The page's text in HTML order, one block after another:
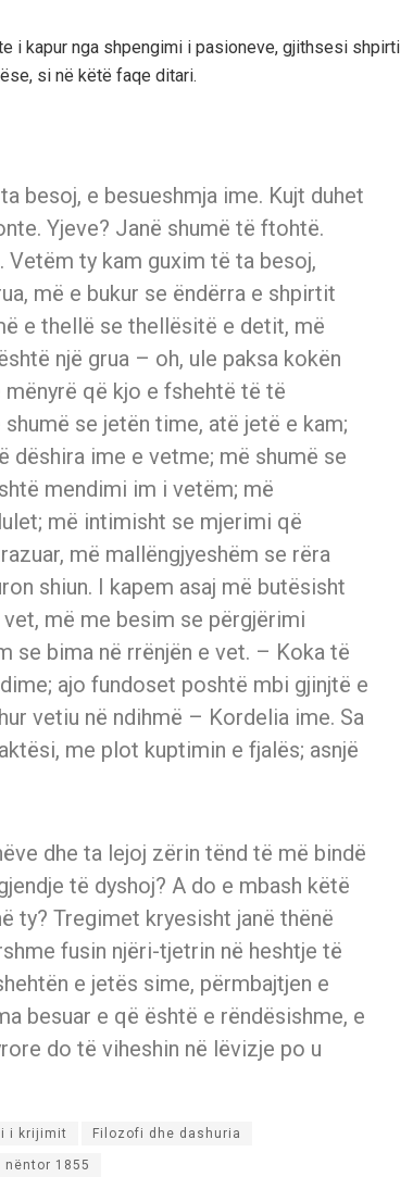
i kapur nga shpengimi i pasioneve, gjithsesi shpirti
si në këtë faqe ditari.
besoj, e besueshmja ime. Kujt duhet
Yjeve? Janë shumë të ftohtë.
Vetëm ty kam guxim të ta besoj,
më e bukur se ëndërra e shpirtit
e thellë se thellësitë e detit, më
një grua – oh, ule paksa kokën
që kjo e fshehtë të të
se jetën time, atë jetë e kam;
dëshira ime e vetme; më shumë se
mendimi im i vetëm; më
më intimisht se mjerimi që
më mallëngjyeshëm se rëra
shiun. I kapem asaj më butësisht
më me besim se përgjërimi
se bima në rrënjën e vet. – Koka të
ajo fundoset poshtë mbi gjinjtë e
vetiu në ndihmë – Kordelia ime. Sa
me plot kuptimin e fjalës; asnjë
dhe ta lejoj zërin tënd të më bindë
të dyshoj? A do e mbash këtë
ty? Tregimet kryesisht janë thënë
fusin njëri-tjetrin në heshtje të
e jetës sime, përmbajtjen e
besuar e që është e rëndësishme, e
do të viheshin në lëvizje po u
i krijimit Filozofi dhe dashuria
nëntor 1855